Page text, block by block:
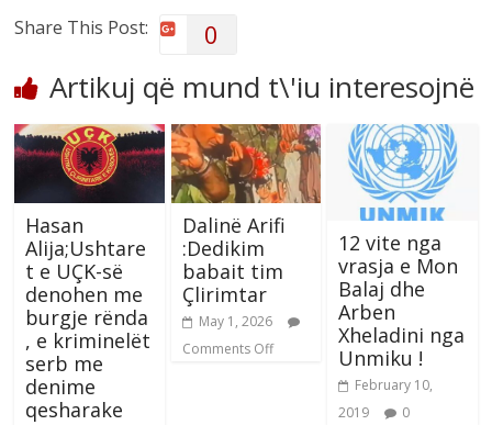
Share This Post: 0
Artikuj që mund t\'iu interesojnë
Hasan
Alija;Ushtare
t e UÇK-së
denohen me
burgje rënda
, e kriminelët
serb me
denime
qesharake
Dalinë Arifi
:Dedikim
babait tim
Çlirimtar
May 1, 2026
Comments Off
12 vite nga
vrasja e Mon
Balaj dhe
Arben
Xheladini nga
Unmiku !
February 10,
2019
0